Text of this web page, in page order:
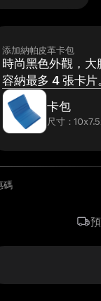
添加納帕皮革卡包
時尚黑色外觀，大
容納最多 4 張卡片
卡包
尺寸：
碼